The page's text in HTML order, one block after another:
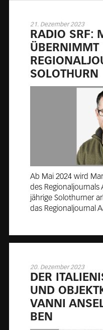
21. Dezember 2023
RA­DIO SRF:
ÜBER­NIMMT
SO­LO­THURN
Ab Mai 2024 wird
des Regionaljournals
jährige Solothurner
das Regionaljournal
20. Dezember 2023
DER
UND
VAN­NI
BEN